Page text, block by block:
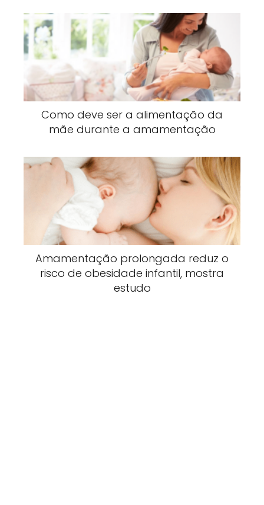
Como deve ser a alimentação da
mãe durante a amamentação
Amamentação prolongada reduz o
risco de obesidade infantil, mostra
estudo